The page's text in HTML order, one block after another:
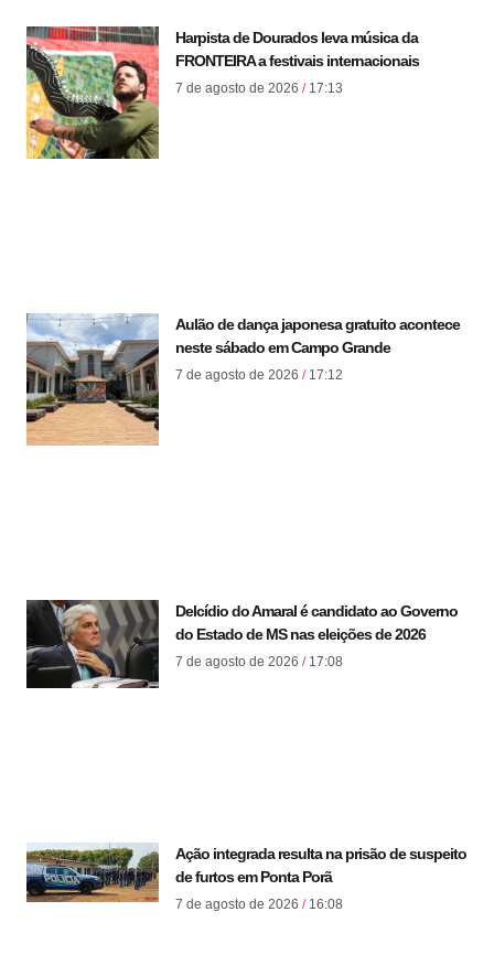
Harpista de Dourados leva música da
FRONTEIRA a festivais internacionais
7 de agosto de 2026 17:13
Aulão de dança japonesa gratuito acontece
neste sábado em Campo Grande
7 de agosto de 2026 17:12
Delcídio do Amaral é candidato ao Governo
do Estado de MS nas eleições de 2026
7 de agosto de 2026 17:08
Ação integrada resulta na prisão de suspeito
de furtos em Ponta Porã
7 de agosto de 2026 16:08